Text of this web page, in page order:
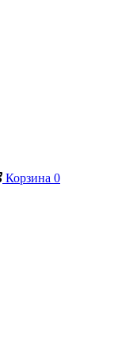
Корзина 0